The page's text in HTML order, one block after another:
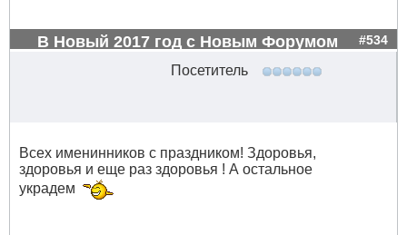
В Новый 2017 год с Новым Форумом #534
Посетитель
Всех именинников с праздником! Здоровья,
здоровья и еще раз здоровья ! А остальное
украдем